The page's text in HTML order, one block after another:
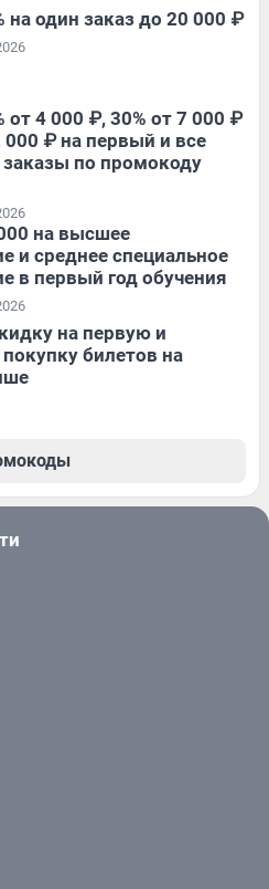
на один заказ до 20 000 ₽
от 4 000 ₽, 30% от 7 000 ₽
000 ₽ на первый и все
по промокоду
на высшее
и среднее специальное
в первый год обучения
на первую и
билетов на